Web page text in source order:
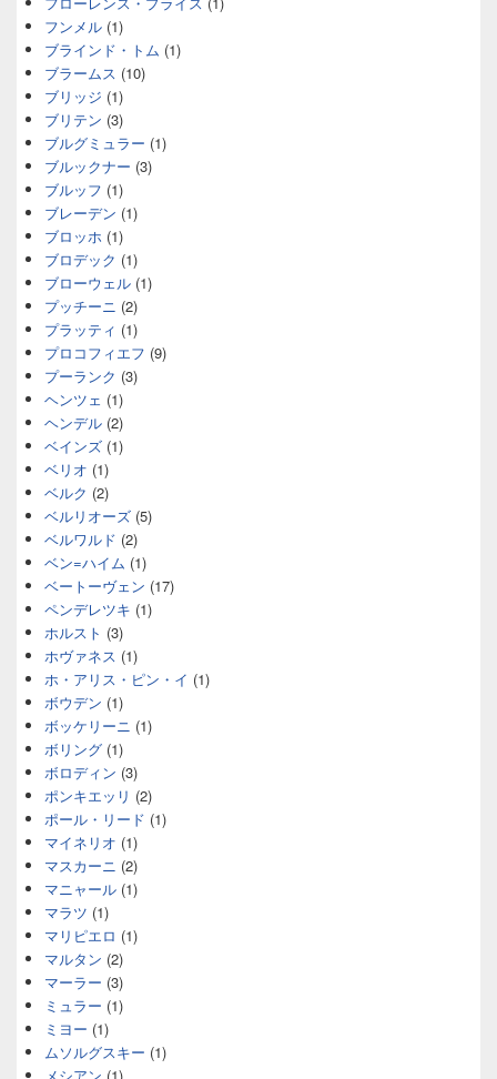
フンメル (1)
ブラインド・トム (1)
ブラームス (10)
ブリッジ (1)
ブリテン (3)
ブルグミュラー (1)
ブルックナー (3)
ブルッフ (1)
ブレーデン (1)
ブロッホ (1)
ブロデック (1)
ブローウェル (1)
プッチーニ (2)
プラッティ (1)
プロコフィエフ (9)
プーランク (3)
ヘンツェ (1)
ヘンデル (2)
ベインズ (1)
ベリオ (1)
ベルク (2)
ベルリオーズ (5)
ベルワルド (2)
ベン=ハイム (1)
ベートーヴェン (17)
ペンデレツキ (1)
ホルスト (3)
ホヴァネス (1)
ホ・アリス・ピン・イ (1)
ボウデン (1)
ボッケリーニ (1)
ボリング (1)
ボロディン (3)
ポンキエッリ (2)
ポール・リード (1)
マイネリオ (1)
マスカーニ (2)
マニャール (1)
マラツ (1)
マリピエロ (1)
マルタン (2)
マーラー (3)
ミュラー (1)
ミヨー (1)
ムソルグスキー (1)